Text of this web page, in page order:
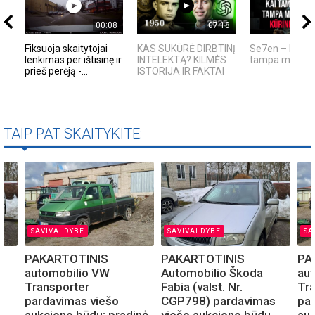
00:08
Fiksuoja skaitytojai
lenkimas per ištisinę ir
prieš perėją -...
07:18
KAS SUKŪRĖ DIRBTINĮ
INTELEKTĄ? KILMĖS
ISTORIJA IR FAKTAI
Se7en – kai
tampa meno
TAIP PAT SKAITYKITE:
SAVIVALDYBE
PAKARTOTINIS
automobilio VW
Transporter
pardavimas viešo
SAVIVALDYBE
PAKARTOTINIS
Automobilio Škoda
Fabia (valst. Nr.
CGP798) pardavimas